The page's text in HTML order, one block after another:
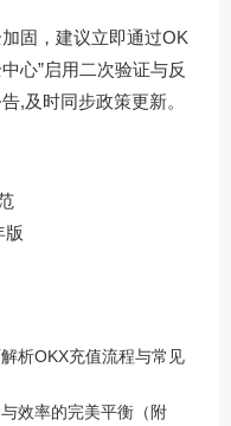
固，建议立即通过OK
心”启用二次验证与反
,及时同步政策更新。
版
析OKX充值流程与常见
效率的完美平衡（附